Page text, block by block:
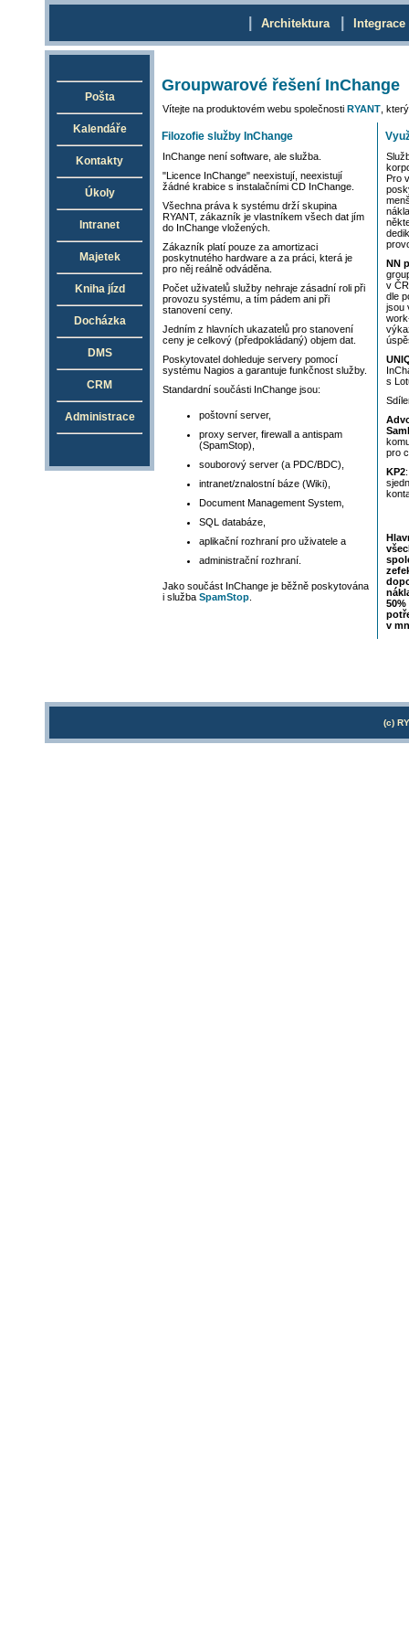
Architektura Integrace
Pošta
Kalendáře
Kontakty
Úkoly
Intranet
Majetek
Kniha jízd
Docházka
DMS
CRM
Administrace
Groupwarové řešení InChange
Vítejte na produktovém webu společnosti RYANT ,
Filozofie služby InChange
InChange není software, ale služba.
"Licence InChange" neexistují, neexistují
žádné krabice s instalačními CD InChange.
Všechna práva k systému drží skupina
RYANT, zákazník je vlastníkem všech dat jím
do InChange vložených.
Zákazník platí pouze za amortizaci
poskytnutého hardware a za práci, která je
pro něj reálně odváděna.
Počet uživatelů služby nehraje zásadní roli při
provozu systému, a tím pádem ani při
stanovení ceny.
Jedním z hlavních ukazatelů pro stanovení
ceny je celkový (předpokládaný) objem dat.
Poskytovatel dohleduje servery pomocí
systému Nagios a garantuje funkčnost služby.
Standardní součásti InChange jsou:
poštovní server,
proxy server, firewall a antispam
(SpamStop),
souborový server (a PDC/BDC),
intranet/znalostní báze (Wiki),
Document Management System,
SQL databáze,
aplikační rozhraní pro uživatele a
administrační rozhraní.
Jako součást InChange je běžně poskytována
i služba SpamStop
Pro
NN
v
dle
jsou
s
pro
KP2
v
(c)